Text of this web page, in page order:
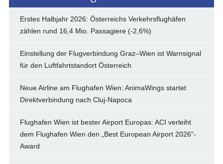
Erstes Halbjahr 2026: Österreichs Verkehrsflughäfen
zählen rund 16,4 Mio. Passagiere (-2,6%)
Einstellung der Flugverbindung Graz–Wien ist Warnsignal
für den Luftfahrtstandort Österreich
Neue Airline am Flughafen Wien: AnimaWings startet
Direktverbindung nach Cluj-Napoca
Flughafen Wien ist bester Airport Europas: ACI verleiht
dem Flughafen Wien den „Best European Airport 2026“-
Award